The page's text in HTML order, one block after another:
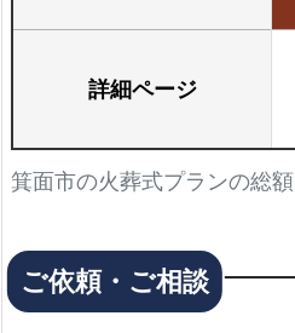
箕面市の火葬式プランの総額
詳細ページ